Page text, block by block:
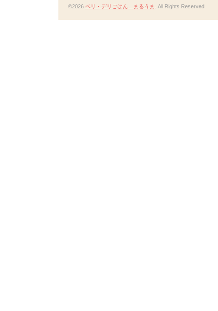
©2026 ベリ・デリごはん まるうま . All Rights Reserved.